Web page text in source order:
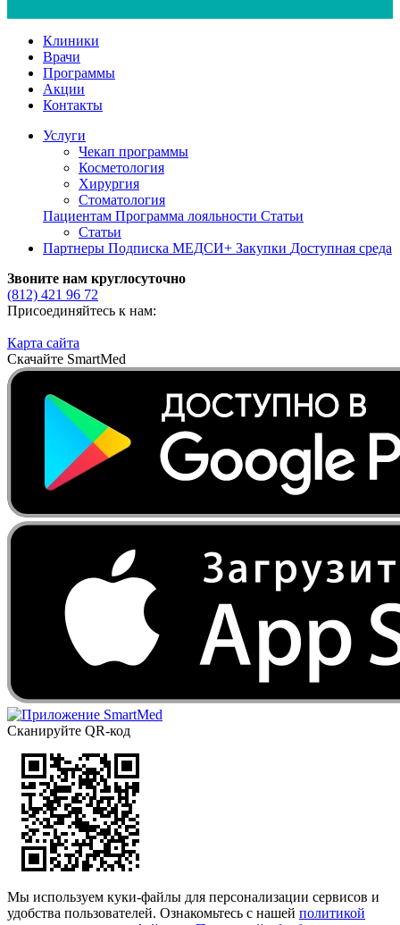
Клиники
Врачи
Программы
Акции
Контакты
Услуги
Чекап программы
Косметология
Хирургия
Стоматология
Пациентам Программа лояльности Статьи
Статьи
Партнеры Подписка МЕДСИ+ Закупки Доступная среда
Звоните нам круглосуточно
(812) 421 96 72
Присоединяйтесь к нам:
Карта сайта
Скачайте SmartMed
Сканируйте QR-код
Мы используем куки-файлы для персонализации сервисов и
удобства пользователей. Ознакомьтесь с нашей политикой